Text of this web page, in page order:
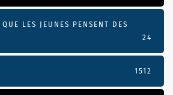
LES JEUNES PENSENT DES
24
1512